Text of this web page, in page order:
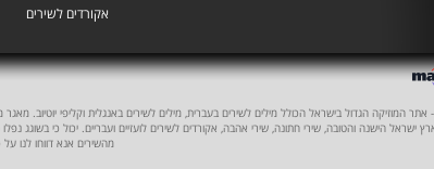
אקורדים לשירים
אתר המוזיקה הגדול בישראל הכולל מילים לשירים בעברית, מילים לשירים באנגלית וקליפי יוטיוב. מאגר
ישראל הישנה והטובה, שירי חתונה, שירי אהבה, אקורדים לשירים לועזיים ועבריים. יכול כי בשוגג
מהשירים אנא דווחו לנו